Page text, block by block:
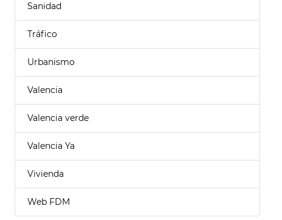
Sanidad
Tráfico
Urbanismo
Valencia
Valencia verde
Valencia Ya
Vivienda
Web FDM